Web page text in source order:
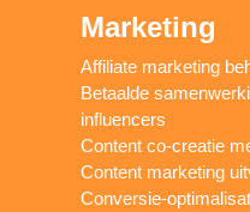
Marketing
Affiliate marketing
Betaalde
influencers
Content co-creatie
Content marketing
Conversie-